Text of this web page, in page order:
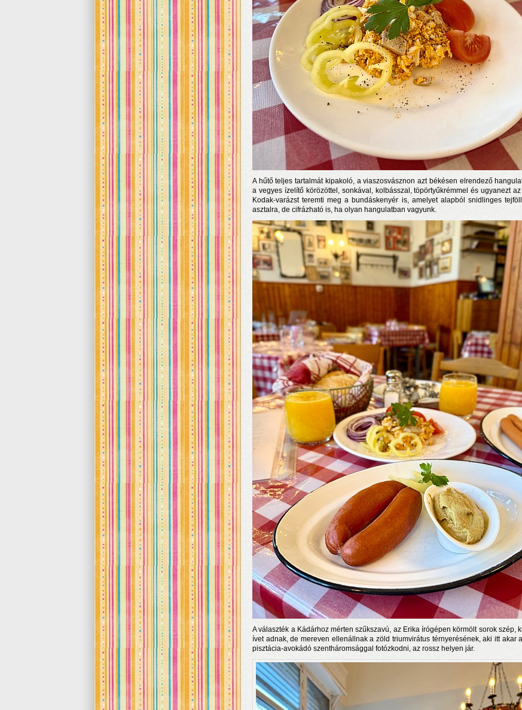
A hűtő teljes tartalmát kipakoló, a viaszosvásznon azt békésen elrendező
a vegyes ízelítő körözöttel, sonkával, kolbásszal, töpörtyűkrémmel és ugyanezt
Kodak-varázst teremti meg a bundáskenyér is, amelyet alapból snidlinges
asztalra, de cifrázható is, ha olyan hangulatban vagyunk.
A választék a Kádárhoz mérten szűkszavú, az Erika írógépen körmölt sorok szép,
ívet adnak, de mereven ellenállnak a zöld triumvirátus térnyerésének, aki itt akar
pisztácia-avokádó szentháromsággal fotózkodni, az rossz helyen jár.